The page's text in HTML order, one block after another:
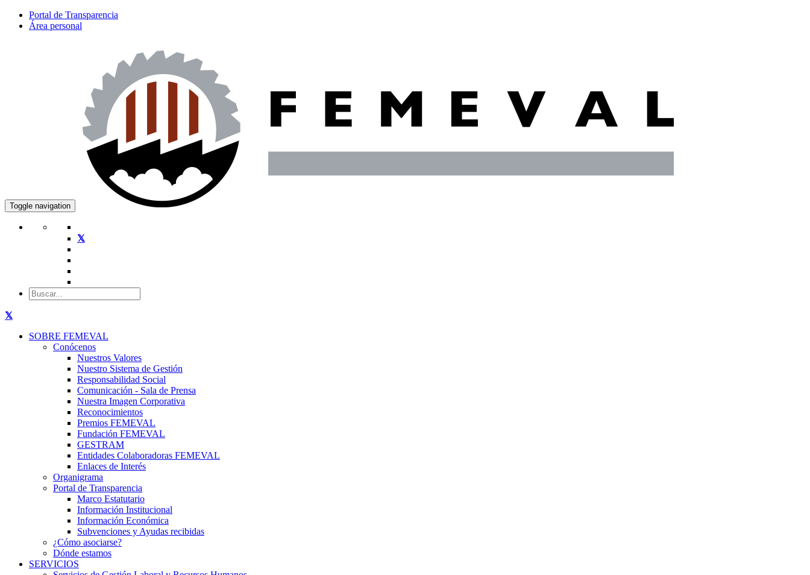
Portal de Transparencia
Área personal
Toggle navigation
SOBRE FEMEVAL
Conócenos
Nuestros Valores
Nuestro Sistema de Gestión
Responsabilidad Social
Comunicación - Sala de Prensa
Nuestra Imagen Corporativa
Reconocimientos
Premios FEMEVAL
Fundación FEMEVAL
GESTRAM
Entidades Colaboradoras FEMEVAL
Enlaces de Interés
Organigrama
Portal de Transparencia
Marco Estatutario
Información Institucional
Información Económica
Subvenciones y Ayudas recibidas
¿Cómo asociarse?
Dónde estamos
SERVICIOS